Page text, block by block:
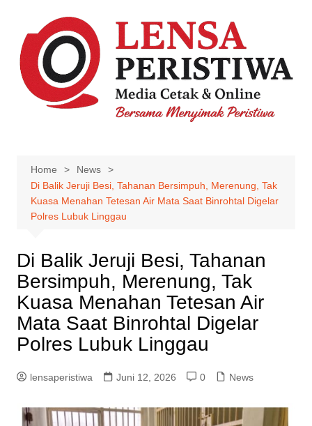
content
Home
News
Di Balik Jeruji Besi, Tahanan Bersimpuh, Merenung, Tak
Kuasa Menahan Tetesan Air Mata Saat Binrohtal Digelar
Polres Lubuk Linggau
Di Balik Jeruji Besi, Tahanan
Bersimpuh, Merenung, Tak
Kuasa Menahan Tetesan Air
Mata Saat Binrohtal Digelar
Polres Lubuk Linggau
lensaperistiwa Juni 12, 2026 0 News